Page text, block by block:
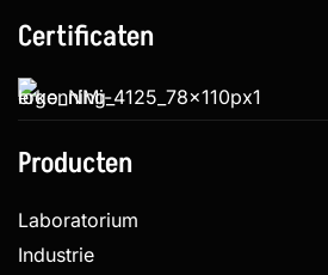
Certificaten
Producten
Laboratorium
Industrie